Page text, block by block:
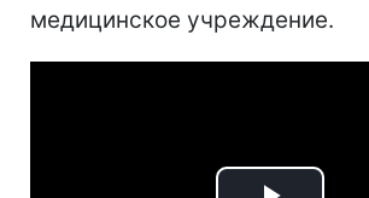
медицинское учреждение.